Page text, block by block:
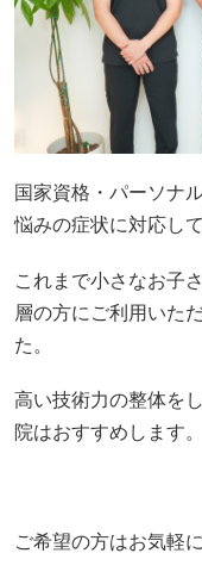
国家資格・パーソナ
悩みの症状に対応し
これまで小さなお子
層の方にご利用いた
た。
高い技術力の整体を
院はおすすめします。
ご希望の方はお気軽